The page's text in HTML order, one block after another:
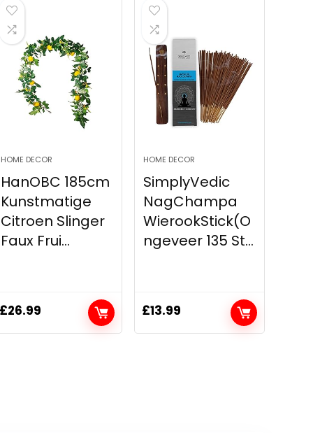
HOME DECOR
HanOBC 185cm
Kunstmatige
Citroen Slinger
Faux Frui...
£26.99
HOME DECOR
SimplyVedic
NagChampa
WierookStick(O
ngeveer 135 St...
£13.99